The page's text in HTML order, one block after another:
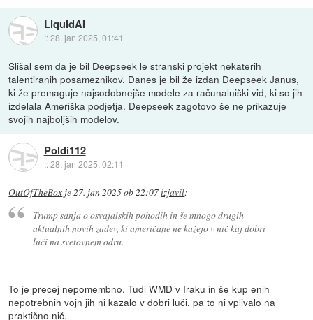
LiquidAI
::28. jan 2025, 01:41
Slišal sem da je bil Deepseek le stranski projekt nekaterih
talentiranih posameznikov. Danes je bil že izdan Deepseek Janus,
ki že premaguje najsodobnejše modele za računalniški vid, ki so jih
izdelala Ameriška podjetja. Deepseek zagotovo še ne prikazuje
svojih najboljših modelov.
Poldi112
::28. jan 2025, 02:11
OutOfTheBox je27. jan 2025 ob 22:07izjavil:
Trump sanja o osvajalskih pohodih in še mnogo drugih
aktualnih novih zadev, ki američane ne kažejo v nič kaj dobri
luči na svetovnem odru.
To je precej nepomembno. Tudi WMD v Iraku in še kup enih
nepotrebnih vojn jih ni kazalo v dobri luči, pa to ni vplivalo na
praktično nič.